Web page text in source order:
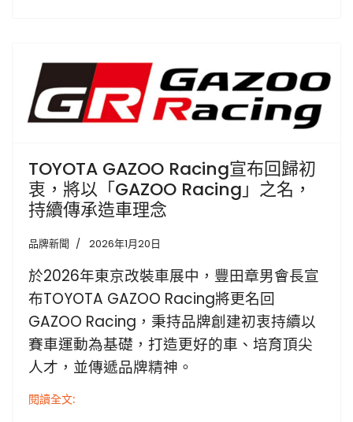
TOYOTA GAZOO Racing宣布回歸初
衷，將以「GAZOO Racing」之名，
持續傳承造車理念
品牌新聞 2026年1月20日
於2026年東京改裝車展中，豐田章男會長宣
布TOYOTA GAZOO Racing將更名回
GAZOO Racing，秉持品牌創建初衷持續以
賽車運動為基礎，打造更好的車、培育頂尖
人才，並傳遞品牌精神。
閱讀全文: